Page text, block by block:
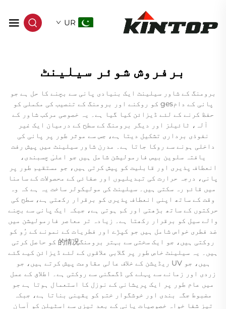
UR
برفروش شوئر سیلینٹ
برومنگ کے شاور سیلینٹ ایک بنیادی پانی سے بچنے کا حل ہے جو
پانی کے دامges کو روکنے اور برومنگ کے تنصیب کی مکملی کو
حفظ کرنے کے لئے ڈیزائن کیا گیا ہے۔ یہ خصوصی مرکب شاور کے
آلہ، ٹائیلز اور دیگر برومنگ کے سطح کے درمیان ایک غیر
نفوذی برداری تشکیل دیتا ہے، جس سے موثر طور پر پانی کی
داخلی ہونے سے روکا جاتا ہے۔ مدرن شاور سیلینٹ میں پیش رفت
یافتہ سلوین بیس فارمولیشن شامل ہیں جو اعلیٰ چسبندی،
انعطاف پذیری اور قابلیت کو پیش کرتی ہیں، جو مستقیم طور پر
پانی، درجہ حرارت کی تبدیلیوں اور صفائی کے محصولات کے سامنا
میں قائم رہ سکتی ہیں۔ سیلینٹ کی مولیکولر ساخت یہ ہے کہ وہ
وقت کے ساتھ اپنی انعطاف پذیری کو برقرار رکھتی ہے، سطح کی
حرکتوں کے ساتھ بڑھتی اور کم ہوتی ہے، جبکہ ایک پانی سے بچنے
والے سیل کو برقرار رکھتا ہے۔ زیادہ تر معاصر فارمولیشن میں
ضد فطری خواص شامل ہیں جو کپڑے اور فطریات کے نمونے کے رُو کو
روکتی ہیں، جو ایک سختی سے بہتر برومنگ的情况 کو حاصل کرتی
ہیں۔ یہ سیلینٹ خاص طور پر گلابی علاقوں کے لئے ڈیزائن کیے گئے
ہیں، جو UV ریڈیشن کے خلاف عالی مقاومت پیش کرتے ہیں، جو
زردی اور زمانے سے پہلے کی ڈگمگنی سے روکتی ہے۔ اطلاق کے عمل
میں عام طور پر ایک پریشانی کے نوزل کا استعمال ہوتا ہے جو
مضبوط جگہ بندی اور خوشگوار ختم کو یقینی بناتا ہے، جبکہ
تیز شفا خواہ خصوصیات پانی کے بعد تیزی سے اسٹیلن کو آسان